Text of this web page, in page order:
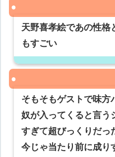
天野喜孝絵であの性格
もすごい
そもそもゲストで味方
奴が入ってくると言う
すぎて超びっくりだっ
今じゃ当たり前に成り